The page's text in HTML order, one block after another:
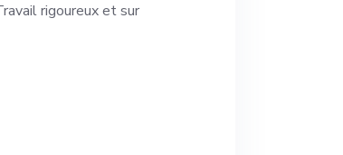
rigoureux et sur